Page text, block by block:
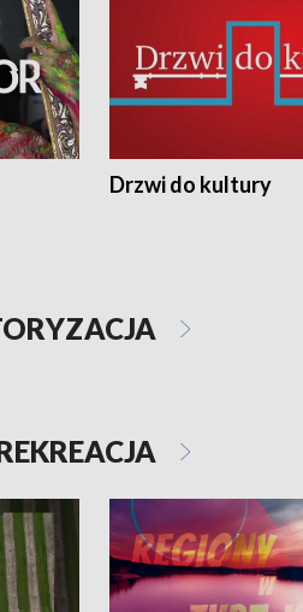
Drzwi do kultury